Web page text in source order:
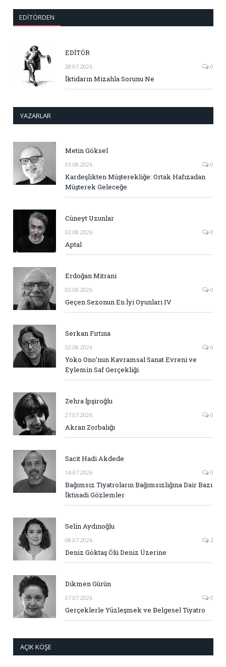
EDITÖRDEN
EDİTÖR
28.07.2026 0
İktidarın Mizahla Sorunu Ne
YAZARLAR
Metin Göksel
03.08.2026 0
Kardeşlikten Müşterekliğe: Ortak Hafızadan
Müşterek Geleceğe
Cüneyt Uzunlar
02.08.2026 0
Aptal
Erdoğan Mitrani
02.08.2026 0
Geçen Sezonun En İyi Oyunları IV
Serkan Fırtına
02.08.2026 0
Yoko Ono’nun Kavramsal Sanat Evreni ve
Eylemin Saf Gerçekliği
Zehra İpşiroğlu
27.07.2026 0
Akran Zorbalığı
Sacit Hadi Akdede
14.07.2026 0
Bağımsız Tiyatroların Bağımsızlığına Dair Bazı
İktisadi Gözlemler
Selin Aydınoğlu
08.07.2026 2
Deniz Göktaş Ölü Deniz Üzerine
Dikmen Gürün
07.07.2026 0
Gerçeklerle Yüzleşmek ve Belgesel Tiyatro
AÇIK KÖŞE